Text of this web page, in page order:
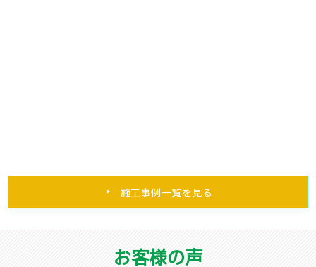
施工事例一覧を見る
お客様の声